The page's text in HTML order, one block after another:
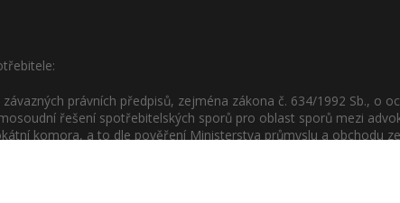
právních předpisů, zejména zákona č. 634/1992 Sb., o
řešení spotřebitelských sporů pro oblast sporů mezi
komora, a to dle pověření Ministerstva průmyslu a obchodu